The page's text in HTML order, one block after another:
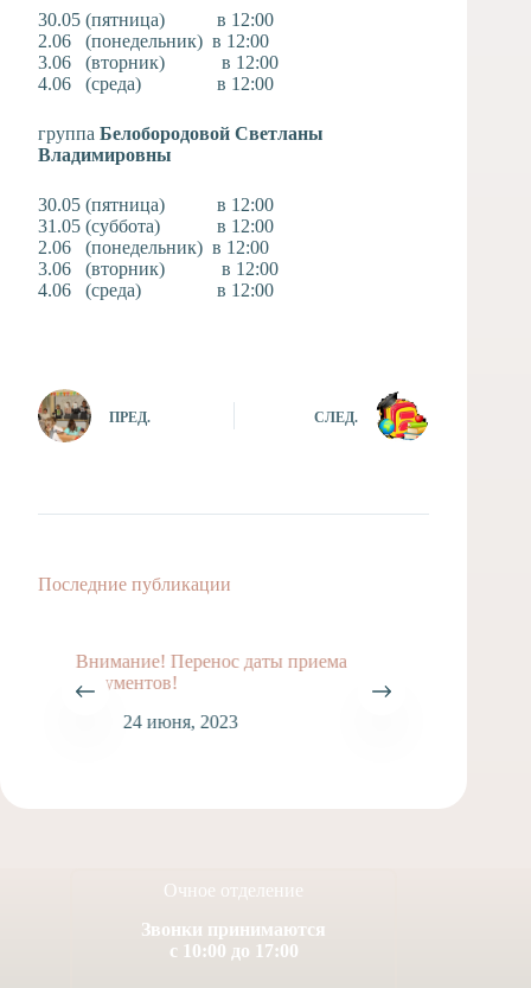
30.05 (пятница) в 12:00
2.06 (понедельник) в 12:00
3.06 (вторник) в 12:00
4.06 (среда) в 12:00
группа Белобородовой Светланы
Владимировны
30.05 (пятница) в 12:00
31.05 (суббота) в 12:00
2.06 (понедельник) в 12:00
3.06 (вторник) в 12:00
4.06 (среда) в 12:00
ПРЕД. СЛЕД.
Последние публикации
Внимание! Перенос даты приема
документов!
24 июня, 2023
Очное отделение
Звонки принимаются
с 10:00 до 17:00